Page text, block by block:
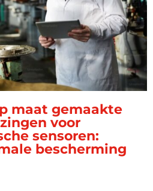
maat gemaakte
voor
sensoren:
bescherming